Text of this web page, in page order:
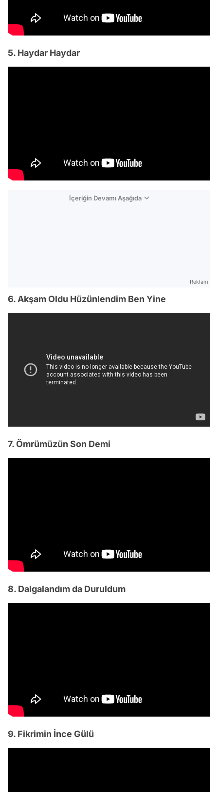
5. Haydar Haydar
İçeriğin Devamı Aşağıda
Reklam
6. Akşam Oldu Hüzünlendim Ben Yine
7. Ömrümüzün Son Demi
8. Dalgalandım da Duruldum
9. Fikrimin İnce Gülü